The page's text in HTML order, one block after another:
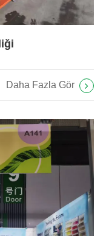
Daha Fazla Gör